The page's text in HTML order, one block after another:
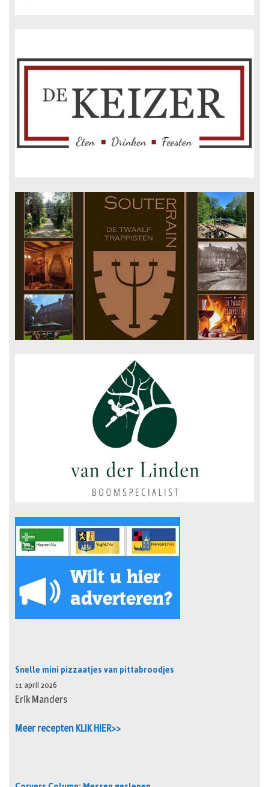
Snelle mini pizzaatjes van pittabroodjes
11 april 2026
Erik Manders
Meer recepten KLIK HIER>>